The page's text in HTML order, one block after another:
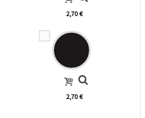
2,70 €
2,70 €